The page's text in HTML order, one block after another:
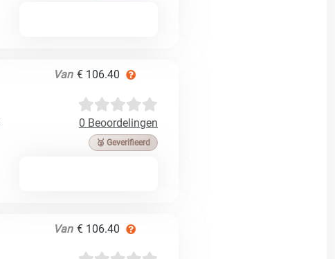
Van € 106.40
0 Beoordelingen
🥉 Geverifieerd
Van € 106.40